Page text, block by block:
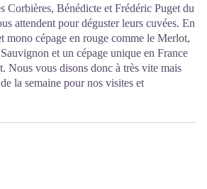
Corbières, Bénédicte et Frédéric Puget du
attendent pour déguster leurs cuvées. En
mono cépage en rouge comme le Merlot,
et un cépage unique en France
Nous vous disons donc à très vite mais
la semaine pour nos visites et